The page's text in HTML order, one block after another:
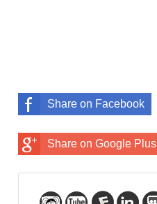
Share on Facebook
Share on Google Plus